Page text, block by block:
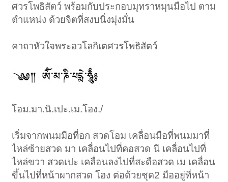
ศวรโพธิสัตว์ พร้อมกับประกอบมุทราหมุนมือไป ตาม
ตำแหน่ง ด้วยจิตที่สงบนิ่งมุ่งมั่น
คาถาหัวใจพระอวโลกิเตศวรโพธิสัตว์
โอม.มา.นิ.เปะ.เม.โฮง./
เริ่มจากพนมมือที่อก สวดโอม เคลื่อนมือที่พนมมาที่
ไหล่ซ้ายสวด มา เคลื่อนไปที่คอสวด นี เคลื่อนไปที่
ไหล่ขวา สวดเปะ เคลื่อนลงไปที่สะดือสวด เม เคลื่อน
ขึ้นไปที่หน้าผากสวด โฮง ต่อด้วยชุด2 มืออยู่ที่หน้า